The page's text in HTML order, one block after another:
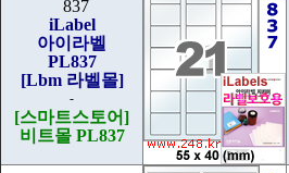
837
iLabel
아이라벨
PL837
[Lbm 라벨몰]
-
[스마트스토어]
비트몰 PL837